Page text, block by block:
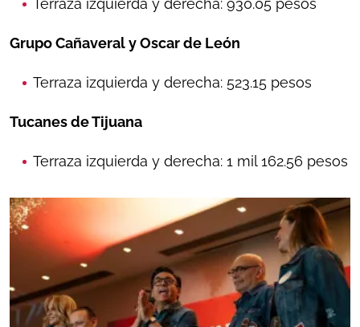
Grupo Cañaveral y Oscar de León
Terraza izquierda y derecha: 523.15 pesos
Tucanes de Tijuana
Terraza izquierda y derecha: 1 mil 162.56 pesos